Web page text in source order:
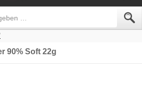
90% Soft 22g